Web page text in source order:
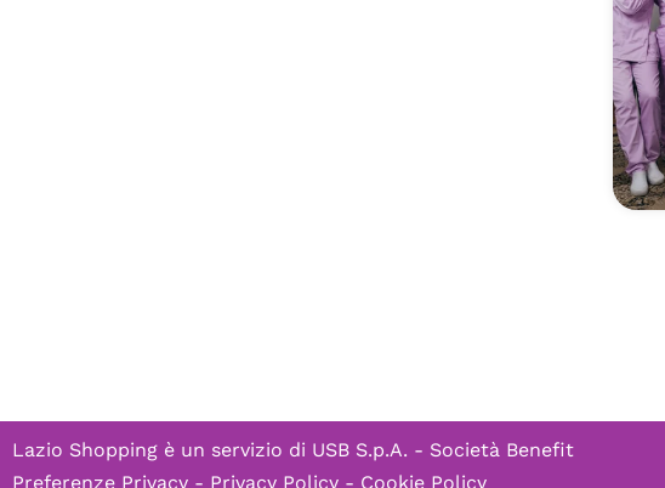
Lazio Shopping è un servizio di USB S.p.A. - Società Benefit
Preferenze Privacy - Privacy Policy - Cookie Policy